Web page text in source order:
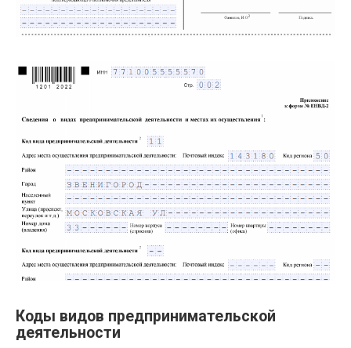
Коды видов предпринимательской
деятельности